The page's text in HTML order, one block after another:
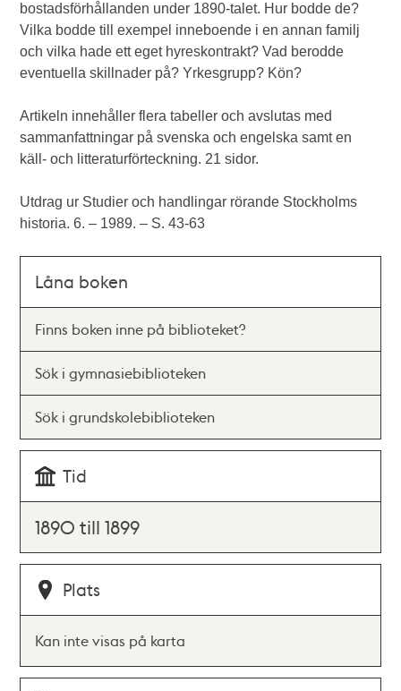
bostadsförhållanden under 1890-talet. Hur bodde de?
Vilka bodde till exempel inneboende i en annan familj
och vilka hade ett eget hyreskontrakt? Vad berodde
eventuella skillnader på? Yrkesgrupp? Kön?
Artikeln innehåller flera tabeller och avslutas med
sammanfattningar på svenska och engelska samt en
käll- och litteraturförteckning. 21 sidor.
Utdrag ur Studier och handlingar rörande Stockholms
historia. 6. – 1989. – S. 43-63
Låna boken
Finns boken inne på biblioteket?
Sök i gymnasiebiblioteken
Sök i grundskolebiblioteken
Tid
1890 till 1899
Plats
Kan inte visas på karta